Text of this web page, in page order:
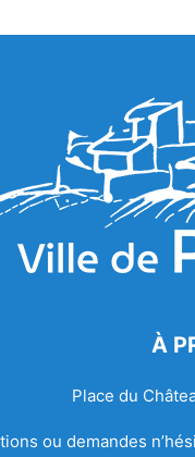
À
Place du
ou demandes